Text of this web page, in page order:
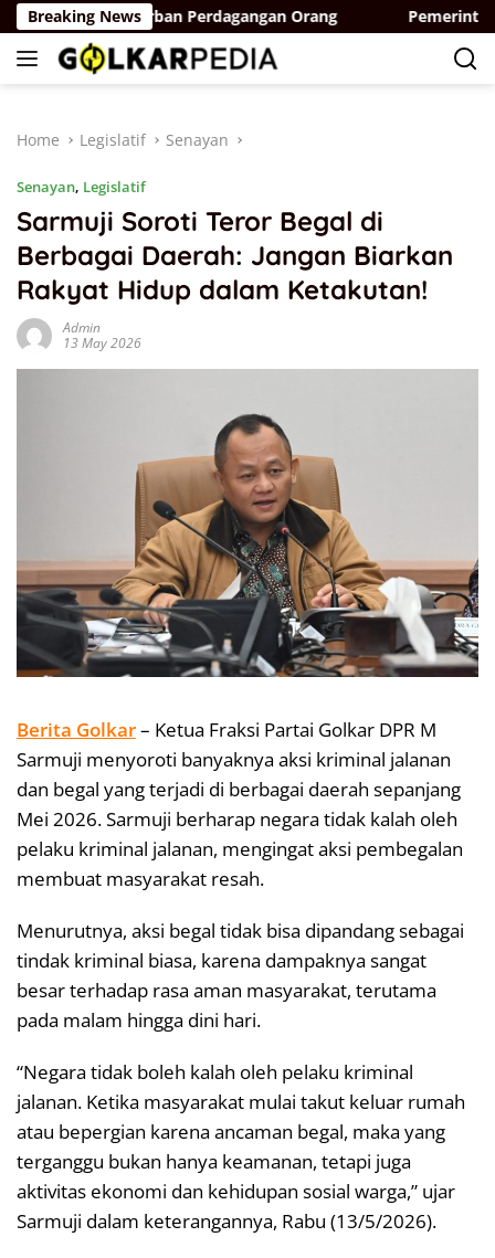
Skip
to
content
Breaking News
bagi Korban Perdagangan Orang Pemerintah
Home Legislatif Senayan
Senayan, Legislatif
Sarmuji Soroti Teror Begal di
Berbagai Daerah: Jangan Biarkan
Rakyat Hidup dalam Ketakutan!
Admin
13 May 2026
Berita Golkar– Ketua Fraksi Partai Golkar DPR M
Sarmuji menyoroti banyaknya aksi kriminal jalanan
dan begal yang terjadi di berbagai daerah sepanjang
Mei 2026. Sarmuji berharap negara tidak kalah oleh
pelaku kriminal jalanan, mengingat aksi pembegalan
membuat masyarakat resah.
Menurutnya, aksi begal tidak bisa dipandang sebagai
tindak kriminal biasa, karena dampaknya sangat
besar terhadap rasa aman masyarakat, terutama
pada malam hingga dini hari.
“Negara tidak boleh kalah oleh pelaku kriminal
jalanan. Ketika masyarakat mulai takut keluar rumah
atau bepergian karena ancaman begal, maka yang
terganggu bukan hanya keamanan, tetapi juga
aktivitas ekonomi dan kehidupan sosial warga,” ujar
Sarmuji dalam keterangannya, Rabu (13/5/2026).